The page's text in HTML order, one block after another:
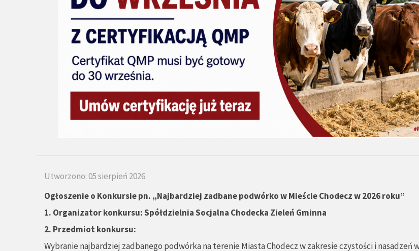
Utworzono: 05 sierpień 2026
Ogłoszenie o Konkursie pn. „Najbardziej zadbane podwórko w Mieście Chodecz w 2026 roku”
1. Organizator konkursu: Spółdzielnia Socjalna Chodecka Zieleń Gminna
2. Przedmiot konkursu:
Wybranie najbardziej zadbanego podwórka na terenie Miasta Chodecz w zakresie czystości i nasadzeń